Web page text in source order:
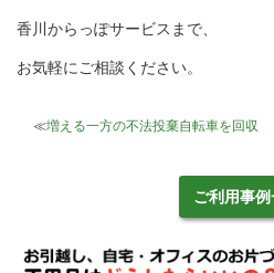
香川からっぽサービスまで、
お気軽にご相談ください。
≪増える一方の不法投棄自転車を回収
ご利用事